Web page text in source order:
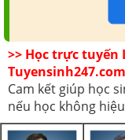
>> Học trực tuyến
Cam kết giúp học
nếu học không